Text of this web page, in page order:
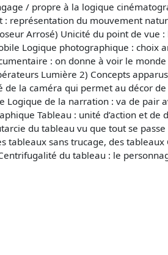
/ propre à la logique
: représentation du mouvement
Arrosé) Unicité du point de
Logique photographique : choix
: on donne à voir le
Lumière 2) Concepts
de la caméra qui permet au décor
Logique de la narration : va de pair
Tableau : unité d’action et
du tableau vu que tout se
tableaux sans trucage, des tableaux
du tableau : le